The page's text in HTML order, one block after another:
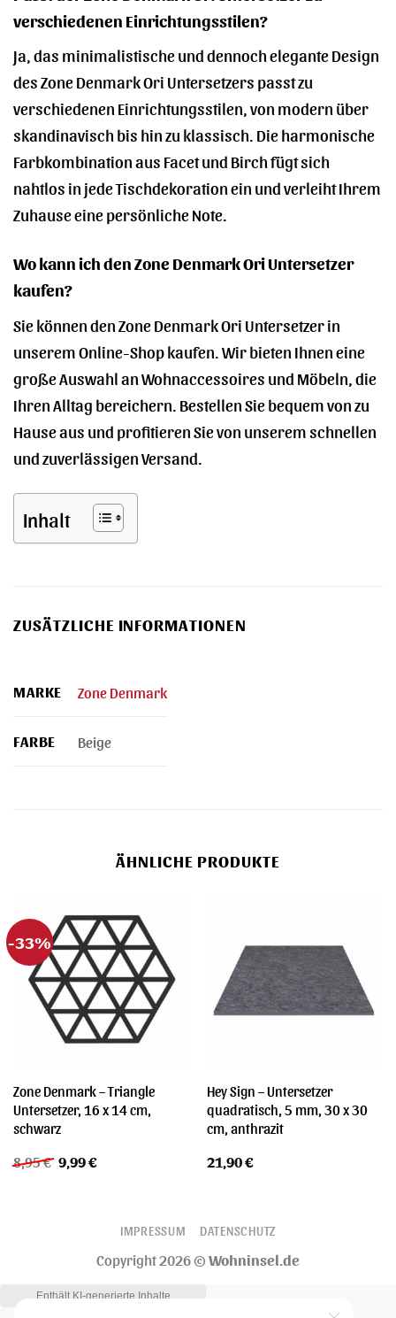
verschiedenen Einrichtungsstilen?
Ja, das minimalistische und dennoch elegante Design
des Zone Denmark Ori Untersetzers passt zu
verschiedenen Einrichtungsstilen, von modern über
skandinavisch bis hin zu klassisch. Die harmonische
Farbkombination aus Facet und Birch fügt sich
nahtlos in jede Tischdekoration ein und verleiht Ihrem
Zuhause eine persönliche Note.
Wo kann ich den Zone Denmark Ori Untersetzer
kaufen?
Sie können den Zone Denmark Ori Untersetzer in
unserem Online-Shop kaufen. Wir bieten Ihnen eine
große Auswahl an Wohnaccessoires und Möbeln, die
Ihren Alltag bereichern. Bestellen Sie bequem von zu
Hause aus und profitieren Sie von unserem schnellen
und zuverlässigen Versand.
Inhalt
ZUSÄTZLICHE INFORMATIONEN
MARKE Zone Denmark
FARBE Beige
ÄHNLICHE PRODUKTE
-33%
Zone Denmark – Triangle
Untersetzer, 16 x 14 cm,
schwarz
8,95€ Ursprünglicher
Preis
9,99€Aktueller
Hey Sign – Untersetzer
quadratisch, 5 mm, 30 x 30
cm, anthrazit
21,90€
IMPRESSUM DATENSCHUTZ
Copyright 2026 ©Wohninsel.de